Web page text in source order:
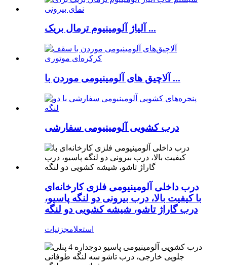
آلیاژ آلومینیوم ترمال بریک ...
آلاچیق های آلومینیومی موردن با ...
درب کشویی آلومینیومی سفارشی
درب داخلی آلومینیومی فلزی کارخانه‌ای
با کیفیت بالا، درب بیرونی دو لنگه پاسیو،
درب گاراژ تاشو، شیشه کشویی دو لنگه
استعلامجزئیات